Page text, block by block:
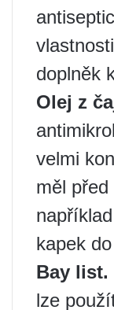
doplněk
Olej z
velmi
měl
kapek
Bay list.
lze